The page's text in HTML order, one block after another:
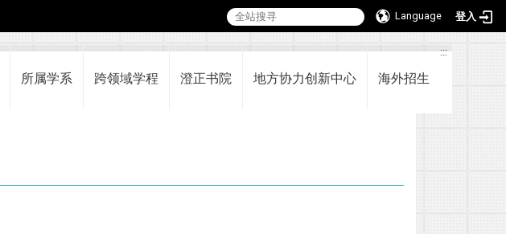
Language 登入
:::
所属学系 跨领域学程 澄正书院 地方协力创新中心 海外招生